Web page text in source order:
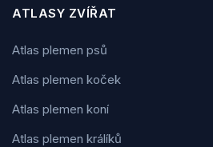
ATLASY ZVÍŘAT
Atlas plemen psů
Atlas plemen koček
Atlas plemen koní
Atlas plemen králíků